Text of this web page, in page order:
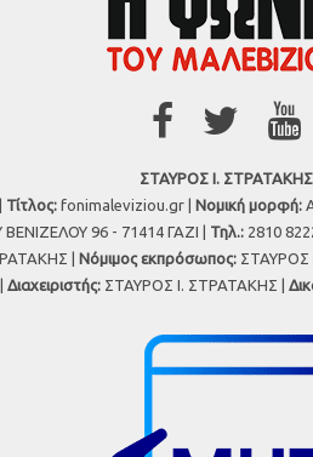
ΣΤΑΥΡΟΣ Ι. ΣΤΡΑΤΑΚΗΣ
Τίτλος: fonimaleviziou.gr | Νομική μορφή:
96 - 71414 ΓΑΖΙ | Τηλ.: 2810
| Νόμιμος εκπρόσωπος: ΣΤΑΥΡΟΣ
Διαχειριστής: ΣΤΑΥΡΟΣ Ι. ΣΤΡΑΤΑΚΗΣ |